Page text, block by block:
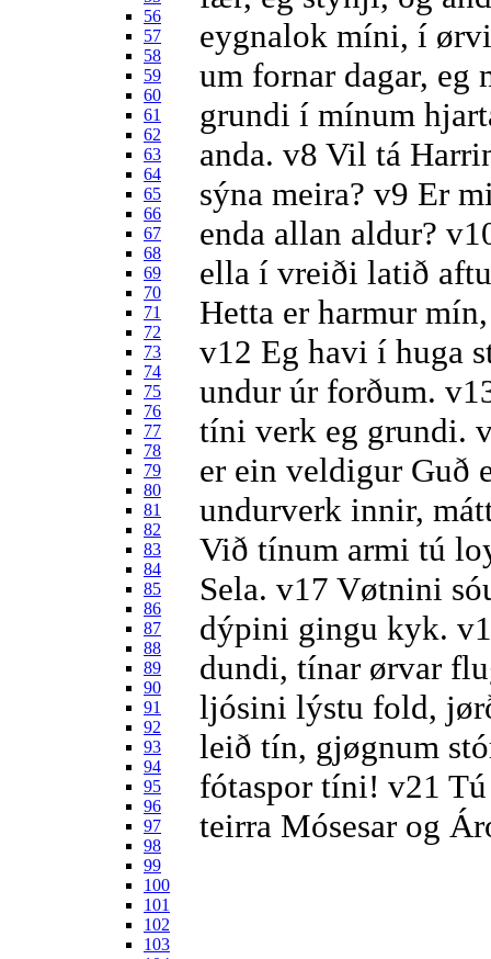
56
57
58
59
60
61
62
63
64
65
66
67
68
69
70
71
72
73
74
75
76
77
78
79
80
81
82
83
84
85
86
87
88
89
90
91
92
93
94
95
96
97
98
99
100
101
102
103
eygnalok míni, í
um fornar dagar,
grundi í mínum
anda. v8 Vil tá
sýna meira? v9 Er
enda allan aldur?
ella í vreiði latið
Hetta er harmur
v12 Eg havi í huga
undur úr forðum.
tíni verk eg grundi.
er ein veldigur Guð
undurverk innir,
Við tínum armi tú
Sela. v17 Vøtnini
dýpini gingu kyk.
dundi, tínar ørvar
ljósini lýstu fold,
leið tín, gjøgnum
fótaspor tíni! v21
teirra Mósesar og